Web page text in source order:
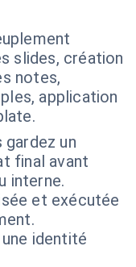
slides, création
notes,
application
gardez un
final avant
interne.
et exécutée
identité